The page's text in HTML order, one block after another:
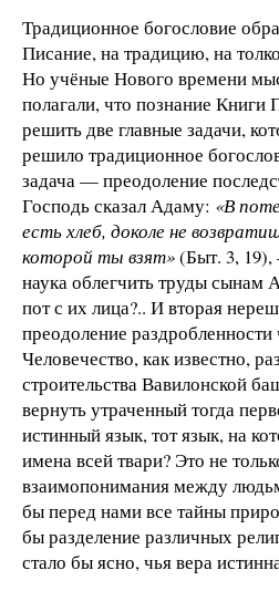
Традиционное богословие
Писание, на традицию, на
Но учёные Нового времени
полагали, что познание
решить две главные задачи,
решило традиционное
задача — преодоление
Господь сказал Адаму: «В
есть хлеб, доколе не
которой ты взят»(Быт. 3,
наука облегчить труды сынам
пот с их лица?.. И вторая
преодоление раздробленности
Человечество, как известно,
строительства Вавилонской
вернуть утраченный тогда
истинный язык, тот язык, на
имена всей твари? Это не
взаимопонимания между
бы перед нами все тайны
бы разделение различных
стало бы ясно, чья вера